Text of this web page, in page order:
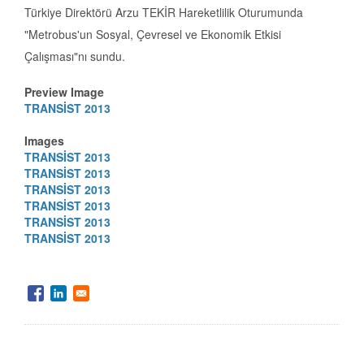
Türkiye Direktörü Arzu TEKİR Hareketlilik Oturumunda
"Metrobus'un Sosyal, Çevresel ve Ekonomik Etkisi
Çalışması"nı sundu.
Preview Image
TRANSİST 2013
Images
TRANSİST 2013
TRANSİST 2013
TRANSİST 2013
TRANSİST 2013
TRANSİST 2013
TRANSİST 2013